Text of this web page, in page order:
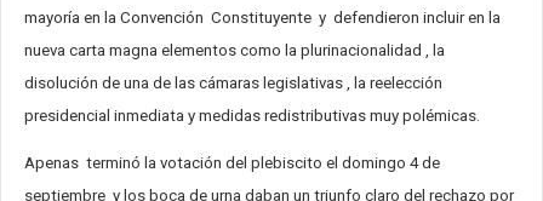
mayoría en la Convención Constituyente y defendieron incluir en la
nueva carta magna elementos como la plurinacionalidad , la
disolución de una de las cámaras legislativas , la reelección
presidencial inmediata y medidas redistributivas muy polémicas.
Apenas terminó la votación del plebiscito el domingo 4 de
septiembre y los boca de urna daban un triunfo claro del rechazo por